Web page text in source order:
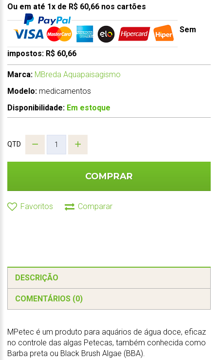
Ou em até 1x de R$ 60,66 nos cartões
Sem
impostos: R$ 60,66
Marca: MBreda Aquapaisagismo
Modelo: medicamentos
Disponibilidade: Em estoque
QTD
COMPRAR
Favoritos Comparar
DESCRIÇÃO
COMENTÁRIOS (0)
MPetec é um produto para aquários de água doce, eficaz
no controle das algas Petecas, também conhecida como
Barba preta ou Black Brush Algae (BBA).